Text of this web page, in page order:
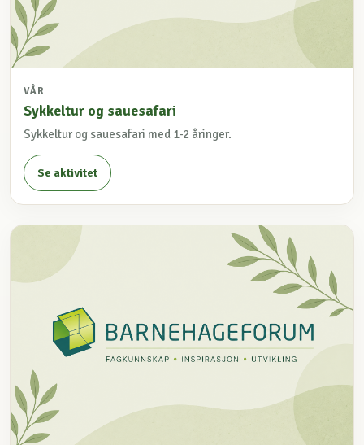
VÅR
Sykkeltur og sauesafari
Sykkeltur og sauesafari med 1-2 åringer.
Se aktivitet